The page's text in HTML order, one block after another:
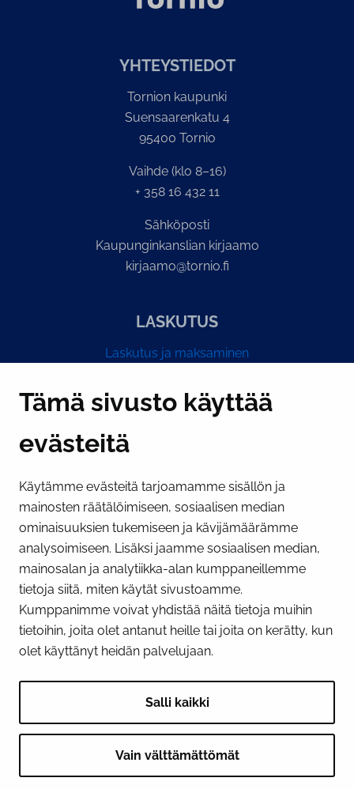
Tämä sivusto käyttää
evästeitä
Käytämme evästeitä tarjoamamme sisällön ja
mainosten räätälöimiseen, sosiaalisen median
ominaisuuksien tukemiseen ja kävijämäärämme
analysoimiseen. Lisäksi jaamme sosiaalisen median,
mainosalan ja analytiikka-alan kumppaneillemme
tietoja siitä, miten käytät sivustoamme.
Kumppanimme voivat yhdistää näitä tietoja muihin
tietoihin, joita olet antanut heille tai joita on kerätty, kun
olet käyttänyt heidän palvelujaan.
Salli kaikki
Vain välttämättömät
YH­TEYS­TIE­DOT
Tornion kaupunki
Suensaarenkatu 4
95400 Tornio
Vaihde (klo 8–16)
+ 358 16 432 11
Sähköposti
Kaupunginkanslian kirjaamo
kirjaamo@tornio.fi
LASKUTUS
Laskutus ja maksaminen
PI­KA­LINK­KE­JÄ
Näytä evästeasetukseni
SOSIAALINEN MEDIA
Facebook InstagramYouTube